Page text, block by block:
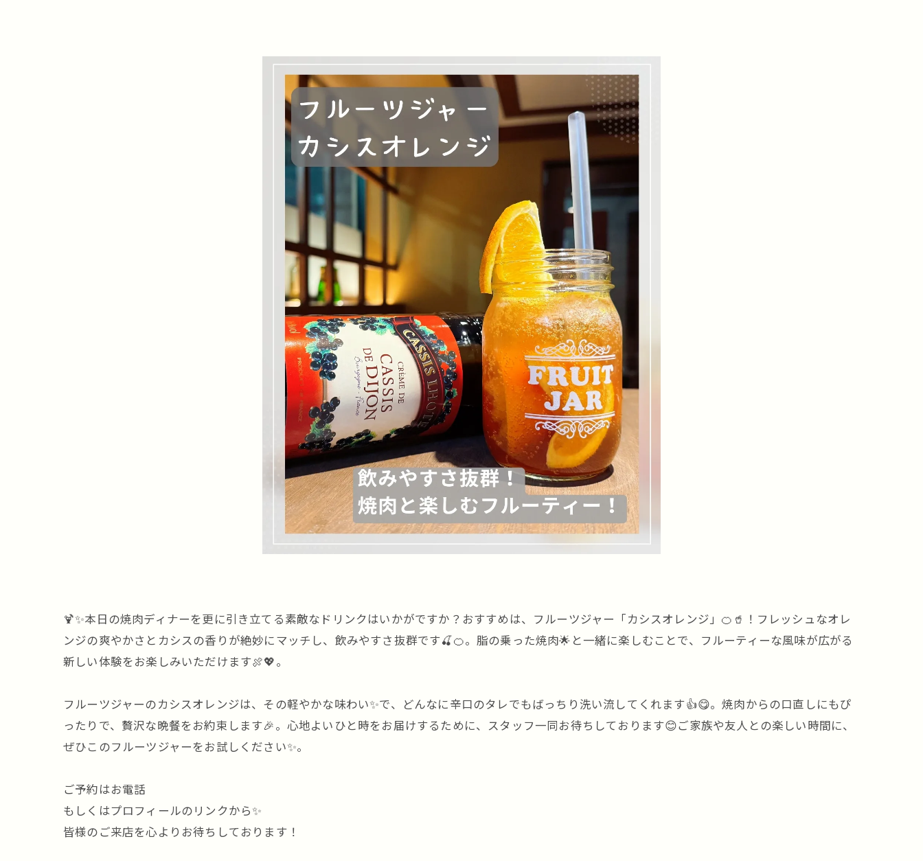
🍹✨本日の焼肉ディナーを更に引き立てる素敵なドリンクはいかがですか？おすすめは、フルーツジャー「カシスオレンジ」🍊🥤！フレッシュなオレ
ンジの爽やかさとカシスの香りが絶妙にマッチし、飲みやすさ抜群です🍒🍊。脂の乗った焼肉🌟と一緒に楽しむことで、フルーティーな風味が広がる
新しい体験をお楽しみいただけます🍖💖。
フルーツジャーのカシスオレンジは、その軽やかな味わい✨で、どんなに辛口のタレでもばっちり洗い流してくれます👍😋。焼肉からの口直しにもぴ
ったりで、贅沢な晩餐をお約束します🎉。心地よいひと時をお届けするために、スタッフ一同お待ちしております😊ご家族や友人との楽しい時間に、
ぜひこのフルーツジャーをお試しください✨。
ご予約はお電話
もしくはプロフィールのリンクから✨
皆様のご来店を心よりお待ちしております！